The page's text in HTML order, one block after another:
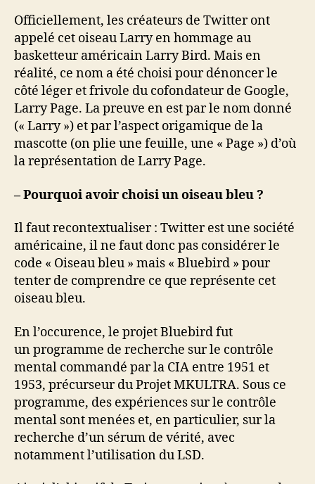
Officiellement, les créateurs de Twitter ont
appelé cet oiseau Larry en hommage au
basketteur américain Larry Bird. Mais en
réalité, ce nom a été choisi pour dénoncer le
côté léger et frivole du cofondateur de Google,
Larry Page. La preuve en est par le nom donné
(« Larry ») et par l’aspect origamique de la
mascotte (on plie une feuille, une « Page ») d’où
la représentation de Larry Page.
– Pourquoi avoir choisi un oiseau bleu ?
Il faut recontextualiser : Twitter est une société
américaine, il ne faut donc pas considérer le
code « Oiseau bleu » mais « Bluebird » pour
tenter de comprendre ce que représente cet
oiseau bleu.
En l’occurence, le projet Bluebird fut
un programme de recherche sur le contrôle
mental commandé par la CIA entre 1951 et
1953, précurseur du Projet MKULTRA. Sous ce
programme, des expériences sur le contrôle
mental sont menées et, en particulier, sur la
recherche d’un sérum de vérité, avec
notamment l’utilisation du LSD.